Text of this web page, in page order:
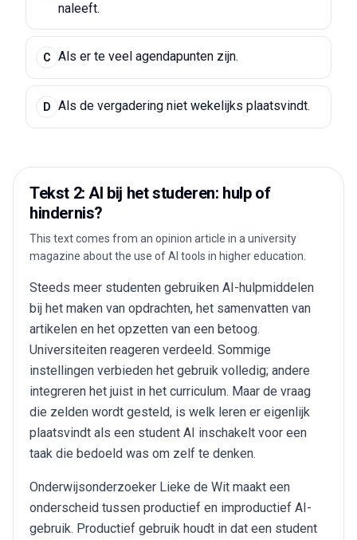
naleeft.
C Als er te veel agendapunten zijn.
D Als de vergadering niet wekelijks plaatsvindt.
Tekst 2: AI bij het studeren: hulp of
hindernis?
This text comes from an opinion article in a university
magazine about the use of AI tools in higher education.
Steeds meer studenten gebruiken AI-hulpmiddelen
bij het maken van opdrachten, het samenvatten van
artikelen en het opzetten van een betoog.
Universiteiten reageren verdeeld. Sommige
instellingen verbieden het gebruik volledig; andere
integreren het juist in het curriculum. Maar de vraag
die zelden wordt gesteld, is welk leren er eigenlijk
plaatsvindt als een student AI inschakelt voor een
taak die bedoeld was om zelf te denken.
Onderwijsonderzoeker Lieke de Wit maakt een
onderscheid tussen productief en improductief AI-
gebruik. Productief gebruik houdt in dat een student